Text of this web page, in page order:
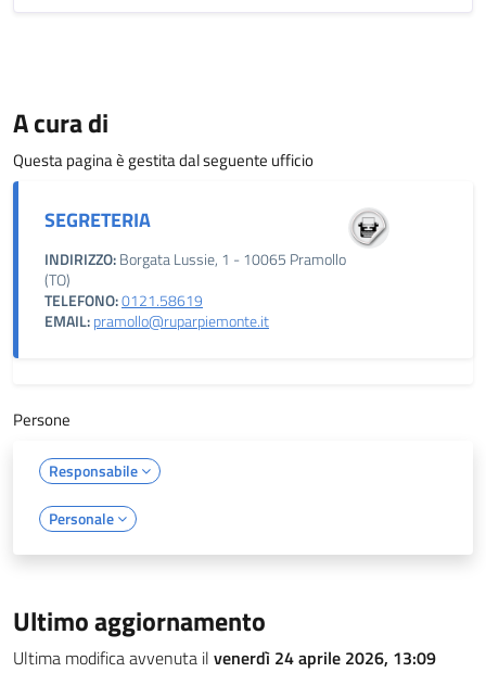
A cura di
Questa pagina è gestita dal seguente ufficio
SEGRETERIA
INDIRIZZO:Borgata Lussie, 1 - 10065 Pramollo
(TO)
TELEFONO:0121.58619
EMAIL:pramollo@ruparpiemonte.it
Persone
Responsabile
Personale
Ultimo aggiornamento
Ultima modifica avvenuta il venerdì 24 aprile 2026, 13:09